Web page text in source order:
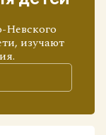
Невского
изучают